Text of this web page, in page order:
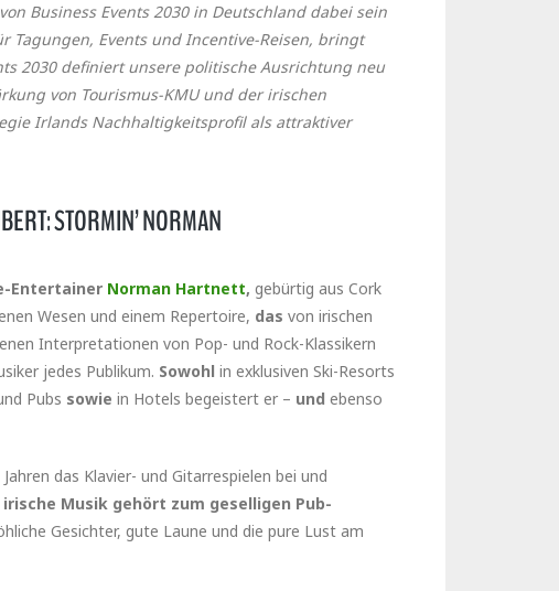
Business Events 2030 in Deutschland dabei sein
Tagungen, Events und Incentive-Reisen, bringt
2030 definiert unsere politische Ausrichtung neu
von Tourismus-KMU und der irischen
Irlands Nachhaltigkeitsprofil als attraktiver
STORMIN’ NORMAN
Entertainer Norman Hartnett, gebürtig aus Cork
Wesen und einem Repertoire, das von irischen
Interpretationen von Pop- und Rock-Klassikern
jedes Publikum. Sowohl in exklusiven Ski-Resorts
Pubs sowie in Hotels begeistert er – und ebenso
das Klavier- und Gitarrespielen bei und
Musik gehört zum geselligen Pub-
Gesichter, gute Laune und die pure Lust am